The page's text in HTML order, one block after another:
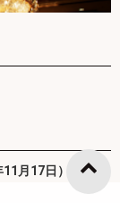
月17日）